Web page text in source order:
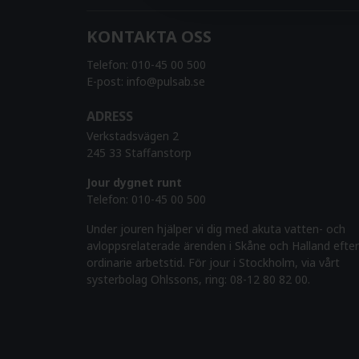
KONTAKTA OSS
Telefon: 010-45 00 500
E-post: info@pulsab.se
ADRESS
Verkstadsvägen 2
245 33 Staffanstorp
Jour dygnet runt
Telefon: 010-45 00 500
Under jouren hjälper vi dig med akuta vatten- och
avloppsrelaterade ärenden i Skåne och Halland efter
ordinarie arbetstid. För jour i Stockholm, via vårt
systerbolag Ohlssons, ring: 08-12 80 82 00.